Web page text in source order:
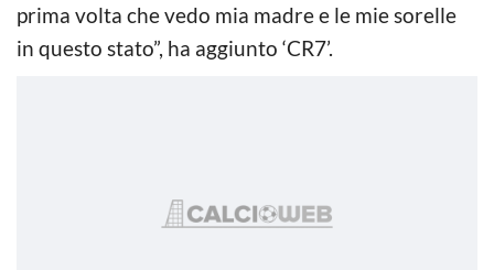
prima volta che vedo mia madre e le mie sorelle
in questo stato”, ha aggiunto ‘CR7’.